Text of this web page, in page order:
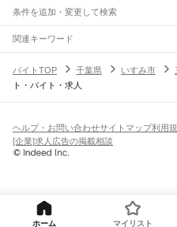
条件を追加・変更して検索
市区町村を追加・変更
千葉県すべて
千葉市 すべて
旭市習志野市柏市勝浦市市原市流
君津市富津市浦安市
匝瑳市香取市
駅を追加・変更
JR中央・総武線
市川駅本八幡駅下総中山駅
新検見川駅
南酒々井駅
日向駅
飯岡駅倉橋駅 松岸駅銚子駅
職種を追加・変更
飲食・フードサービスすべて
ホールスタッフキッチンスタッフ
パン屋（ベーカリー）
飲食
営業テレフォンアポインター（テレア
フードカウンター販売員
アパレル
家
人気
日払いOK高校生歓迎
シフト
土日祝のみOK
平日のみOK 週1日からOK
雇用形態を追加・変更
派遣社員
業務委託
関連キーワード
バイトTOP
千葉県 いすみ市
ト・バイト・求人
ヘルプ・お問い合わせサイトマップ利用
[企業]求人広告の掲載相談
ホーム マイリスト